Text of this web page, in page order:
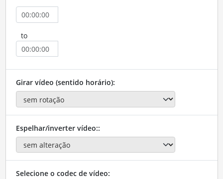
to
Girar vídeo (sentido horário):
Espelhar/inverter vídeo::
Selecione o codec de vídeo: